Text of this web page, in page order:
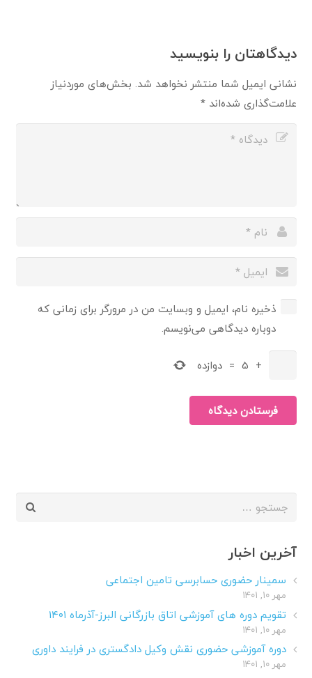
دیدگاهتان را بنویسید
نشانی ایمیل شما منتشر نخواهد شد. بخش‌های موردنیاز
علامت‌گذاری شده‌اند*
ذخیره نام، ایمیل و وبسایت من در مرورگر برای زمانی که
دوباره دیدگاهی می‌نویسم.
+
5
= دوازده
فرستادن دیدگاه
جستجو
آخرین اخبار
سمینار حضوری حسابرسی تامین اجتماعی
مهر ۱۰, ۱۴۰۱
تقویم دوره های آموزشی اتاق بازرگانی البرز-آذرماه ۱۴۰۱
مهر ۱۰, ۱۴۰۱
دوره آموزشی حضوری نقش وکیل دادگستری در فرایند داوری
مهر ۱۰, ۱۴۰۱